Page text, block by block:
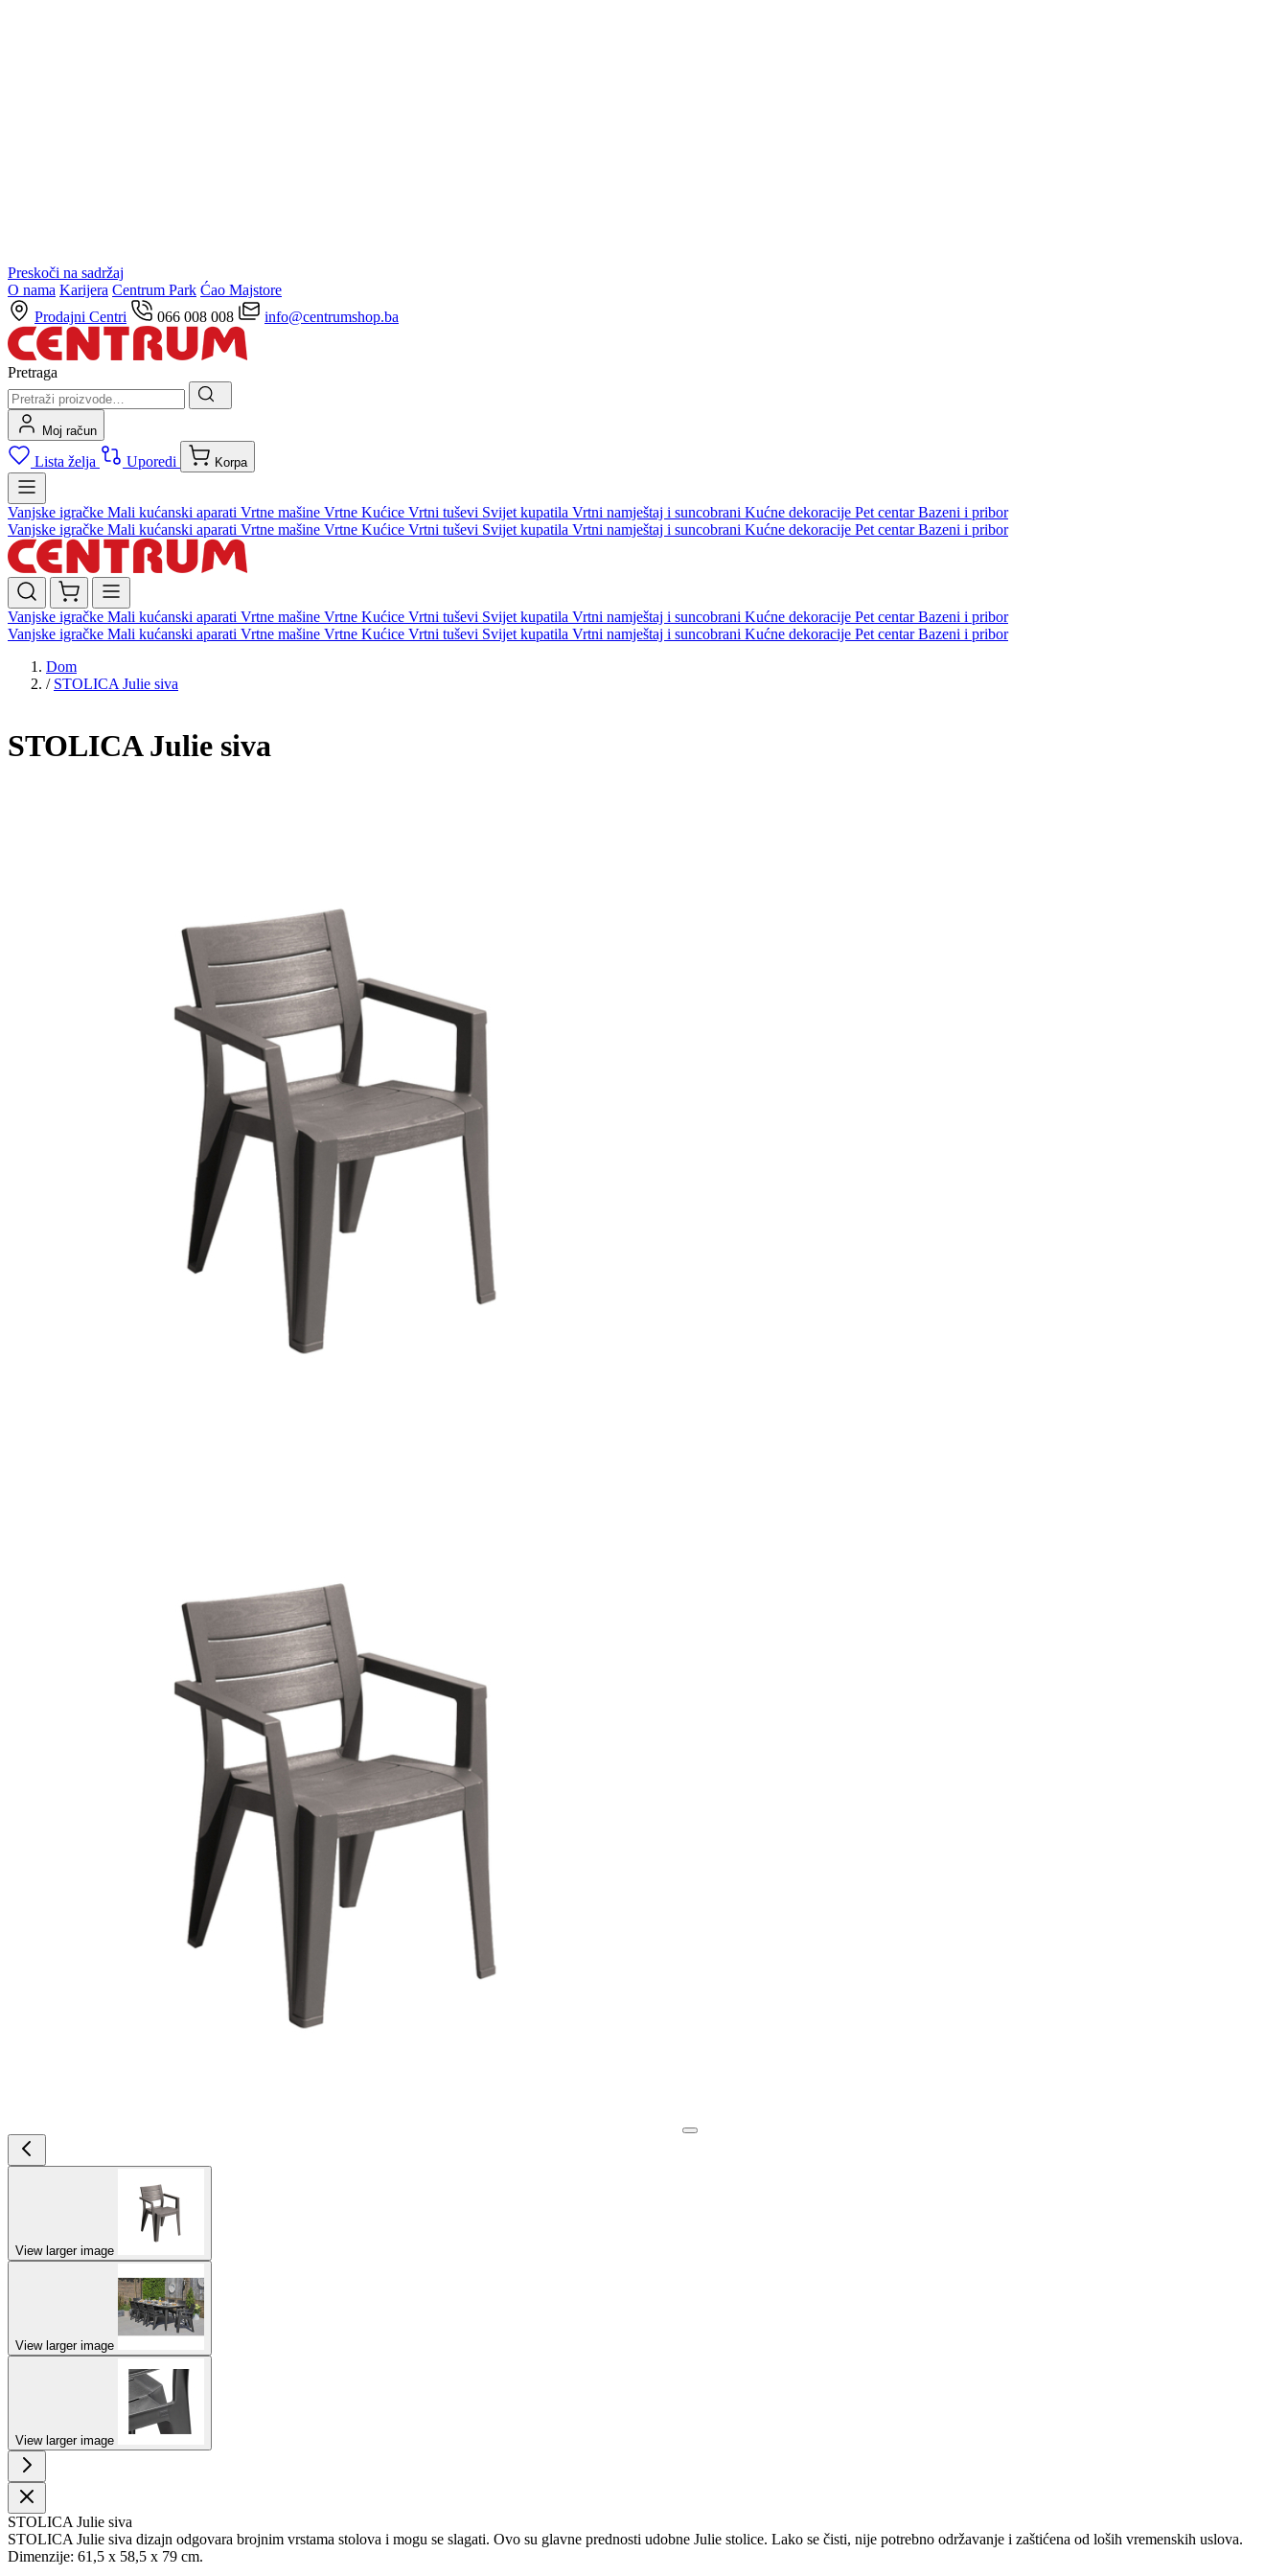
Preskoči na sadržaj
O nama Karijera Centrum Park Ćao Majstore
Prodajni Centri
066 008 008 info@centrumshop.ba
Pretraga
Moj račun
Lista želja Uporedi Korpa
Vanjske igračke Mali kućanski aparati Vrtne mašine Vrtne Kućice Vrtni tuševi Svijet kupatila Vrtni namještaj i suncobrani Kućne dekoracije Pet centarBazeni i pribor
Vanjske igračke Mali kućanski aparati Vrtne mašine Vrtne Kućice Vrtni tuševi Svijet kupatila Vrtni namještaj i suncobrani Kućne dekoracije Pet centarBazeni i pribor
Vanjske igračke Mali kućanski aparati Vrtne mašine Vrtne Kućice Vrtni tuševi Svijet kupatila Vrtni namještaj i suncobrani Kućne dekoracije Pet centarBazeni i pribor
Vanjske igračke Mali kućanski aparati Vrtne mašine Vrtne Kućice Vrtni tuševi Svijet kupatila Vrtni namještaj i suncobrani Kućne dekoracije Pet centarBazeni i pribor
Dom
/ STOLICA Julie siva
STOLICA Julie siva
View larger image
View larger image
View larger image
STOLICA Julie siva
STOLICA Julie siva dizajn odgovara brojnim vrstama stolova i mogu se slagati. Ovo su glavne prednosti udobne Julie stolice. Lako se čisti, nije potrebno održavanje i zaštićena od loših vremenskih uslova.
Dimenzije: 61,5 x 58,5 x 79 cm.